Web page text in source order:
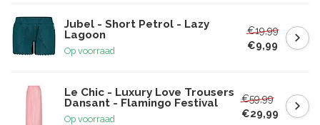
Jubel - Short Petrol - Lazy
Lagoon
Op voorraad
€19,99
€9,99
Le Chic - Luxury Love Trousers
Dansant - Flamingo Festival
Op voorraad
€59,99
€29,99